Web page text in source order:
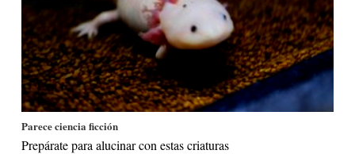
Parece ciencia ficción
Prepárate para alucinar con estas criaturas